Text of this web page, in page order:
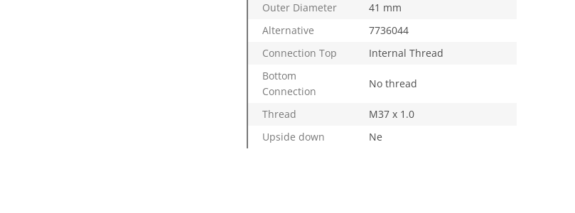
Outer Diameter
41 mm
Alternative
7736044
Connection Top
Internal Thread
Bottom
Connection
No thread
Thread
M37 x 1.0
Upside down
Ne